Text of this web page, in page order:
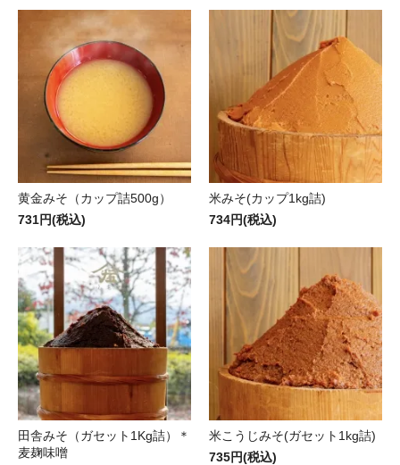
黄金みそ（カップ詰500g）
731円(税込)
米みそ(カップ1kg詰)
734円(税込)
田舎みそ（ガセット1Kg詰）＊
麦麹味噌
米こうじみそ(ガセット1kg詰)
735円(税込)